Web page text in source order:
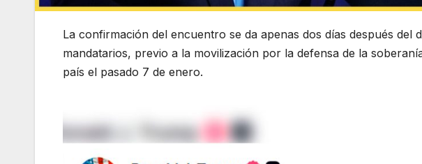
La confirmación del encuentro se da apenas dos días después del
mandatarios, previo a la movilización por la defensa de la
país el pasado 7 de enero.